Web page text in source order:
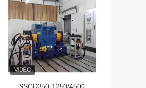
SSCD350-1250/4500